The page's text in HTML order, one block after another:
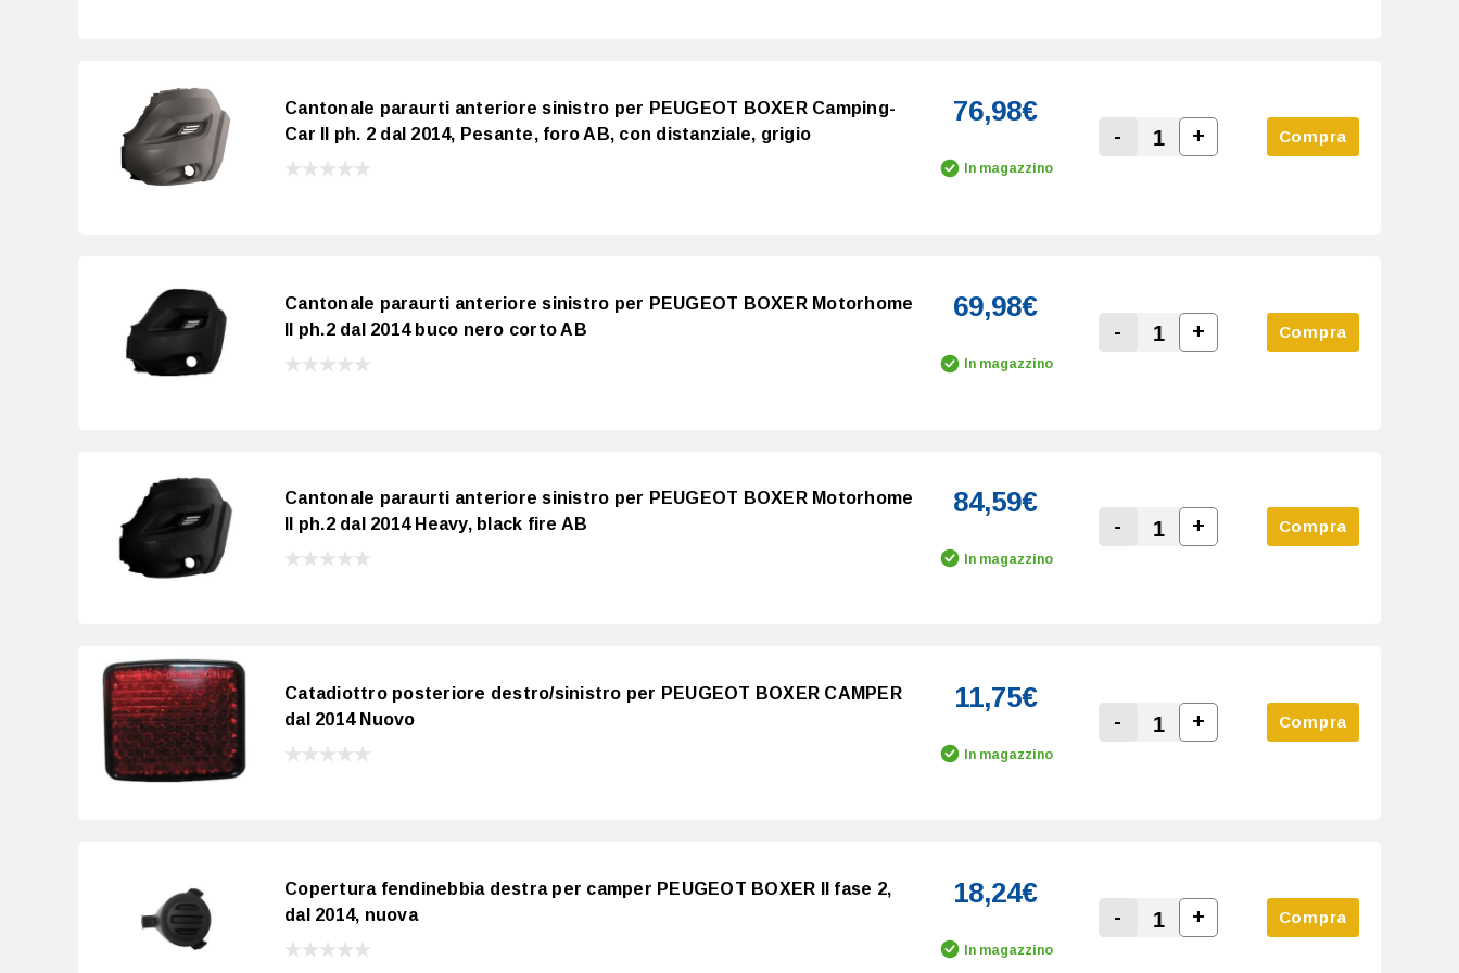
Cantonale paraurti anteriore sinistro per PEUGEOT BOXER Camping-
Car II ph. 2 dal 2014, Pesante, foro AB, con distanziale, grigio
76,98€
In magazzino Decrease Quantity:
-
Increase Quantity:
+ Compra
Cantonale paraurti anteriore sinistro per PEUGEOT BOXER Motorhome
II ph.2 dal 2014 buco nero corto AB
69,98€
In magazzino Decrease Quantity:
-
Increase Quantity:
+ Compra
Cantonale paraurti anteriore sinistro per PEUGEOT BOXER Motorhome
II ph.2 dal 2014 Heavy, black fire AB
84,59€
In magazzino
-
Increase Quantity:
+ Compra
Catadiottro posteriore destro/sinistro per PEUGEOT BOXER CAMPER
dal 2014 Nuovo
11,75€
In magazzino
-
Increase Quantity:
+ Compra
Copertura fendinebbia destra per camper PEUGEOT BOXER II fase 2,
dal 2014, nuova
18,24€
In magazzino Decrease Quantity:
-
Increase Quantity:
+ Compra